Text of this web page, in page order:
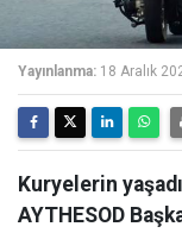
Yayınlanma: 18 Aralık
Kuryelerin
AYTHESOD